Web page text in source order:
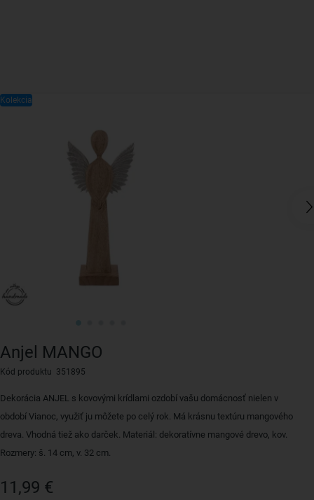
Anjel MANGO
Kód produktu 351895
Dekorácia ANJEL s kovovými krídlami ozdobí vašu domácnosť nielen v
období Vianoc, využiť ju môžete po celý rok. Má krásnu textúru mangového
dreva. Vhodná tiež ako darček. Materiál: dekoratívne mangové drevo, kov.
Rozmery: š. 14 cm, v. 32 cm.
11,99 €
Kolekcia